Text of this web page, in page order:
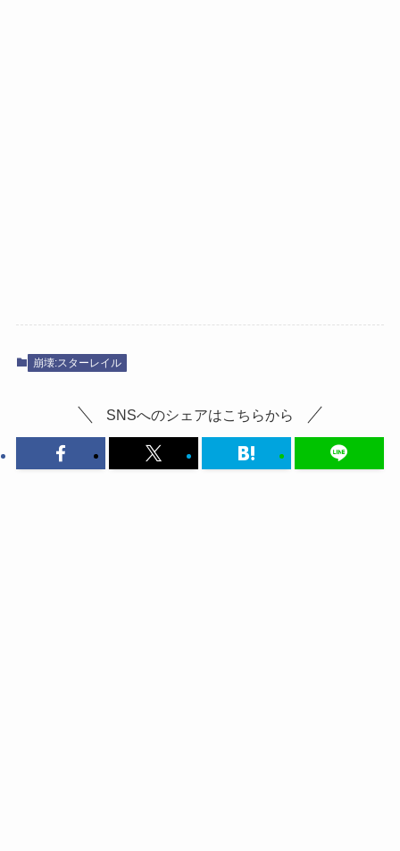
崩壊:スターレイル
SNSへのシェアはこちらから